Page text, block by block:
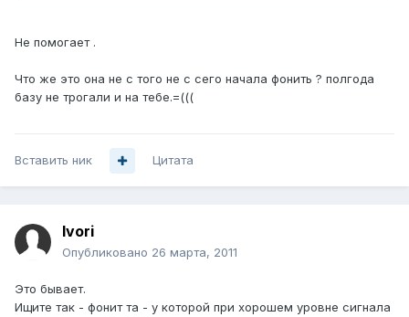
Не помогает .
Что же это она не с того не с сего начала фонить ? полгода
базу не трогали и на тебе.=(((
Вставить ник Цитата
Ivori
Опубликовано 26 марта, 2011
Это бывает.
Ищите так - фонит та - у которой при хорошем уровне сигнала